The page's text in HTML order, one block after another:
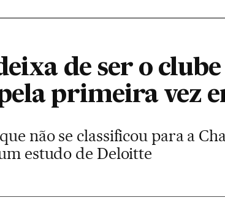
de ser o
primeira vez
não se classificou para a
estudo de Deloitte